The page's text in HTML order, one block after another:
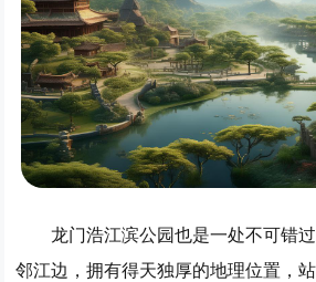
龙门浩江滨公园也是一处不可错
邻江边，拥有得天独厚的地理位置，